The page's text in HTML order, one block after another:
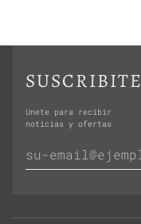
SUSCRIBITE
Unete para recibir
noticias y ofertas